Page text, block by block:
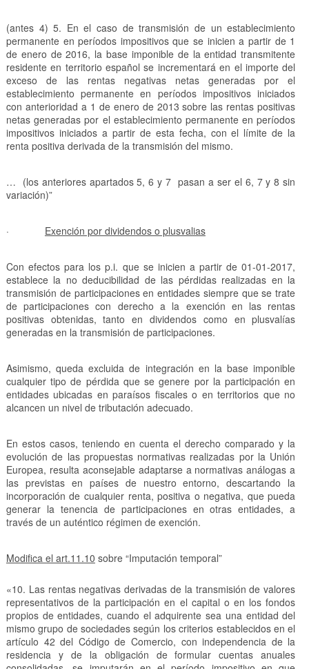
(antes 4) 5. En el caso de transmisión de un establecimiento
permanente en períodos impositivos que se inicien a partir de 1
de enero de 2016, la base imponible de la entidad transmitente
residente en territorio español se incrementará en el importe del
exceso de las rentas negativas netas generadas por el
establecimiento permanente en períodos impositivos iniciados
con anterioridad a 1 de enero de 2013 sobre las rentas positivas
netas generadas por el establecimiento permanente en períodos
impositivos iniciados a partir de esta fecha, con el límite de la
renta positiva derivada de la transmisión del mismo.
… (los anteriores apartados 5, 6 y 7 pasan a ser el 6, 7 y 8 sin
variación)”
· Exención por dividendos o plusvalias
Con efectos para los p.i. que se inicien a partir de 01-01-2017,
establece la no deducibilidad de las pérdidas realizadas en la
transmisión de participaciones en entidades siempre que se trate
de participaciones con derecho a la exención en las rentas
positivas obtenidas, tanto en dividendos como en plusvalías
generadas en la transmisión de participaciones.
Asimismo, queda excluida de integración en la base imponible
cualquier tipo de pérdida que se genere por la participación en
entidades ubicadas en paraísos fiscales o en territorios que no
alcancen un nivel de tributación adecuado.
En estos casos, teniendo en cuenta el derecho comparado y la
evolución de las propuestas normativas realizadas por la Unión
Europea, resulta aconsejable adaptarse a normativas análogas a
las previstas en países de nuestro entorno, descartando la
incorporación de cualquier renta, positiva o negativa, que pueda
generar la tenencia de participaciones en otras entidades, a
través de un auténtico régimen de exención.
Modifica el art.11.10 sobre “Imputación temporal”
«10. Las rentas negativas derivadas de la transmisión de valores
representativos de la participación en el capital o en los fondos
propios de entidades, cuando el adquirente sea una entidad del
mismo grupo de sociedades según los criterios establecidos en el
artículo 42 del Código de Comercio, con independencia de la
residencia y de la obligación de formular cuentas anuales